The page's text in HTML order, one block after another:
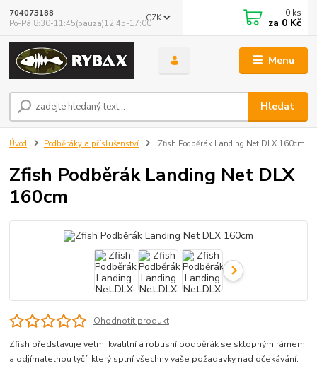
Menu
CZK
Hledat
704073188
Po-Pá 8:30-11:45(pauza)12:45-17:00
0 ks
za 0 Kč
Úvod Podběráky a příslušenství Zfish Podběrák Landing Net DLX 160cm
Zfish Podběrák Landing Net DLX
160cm
Ohodnotit produkt
Zfish představuje velmi kvalitní a robusní podběrák se sklopným rámem
a odjímatelnou tyčí, který splní všechny vaše požadavky nad očekávání.